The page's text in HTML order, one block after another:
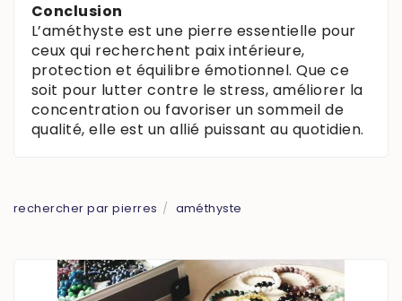
Conclusion
L’améthyste est une pierre essentielle pour
ceux qui recherchent paix intérieure,
protection et équilibre émotionnel. Que ce
soit pour lutter contre le stress, améliorer la
concentration ou favoriser un sommeil de
qualité, elle est un allié puissant au quotidien.
rechercher par pierres améthyste